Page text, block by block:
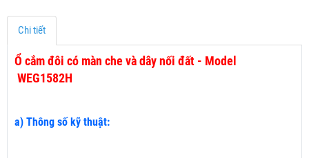
Chi tiết
Ổ cắm đôi có màn che và dây nối đất - Model
WEG1582H
a) Thông số kỹ thuật: